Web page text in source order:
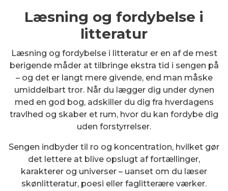
Læsning og fordybelse i
litteratur
Læsning og fordybelse i litteratur er en af de mest
berigende måder at tilbringe ekstra tid i sengen på
– og det er langt mere givende, end man måske
umiddelbart tror. Når du lægger dig under dynen
med en god bog, adskiller du dig fra hverdagens
travlhed og skaber et rum, hvor du kan fordybe dig
uden forstyrrelser.
Sengen indbyder til ro og koncentration, hvilket gør
det lettere at blive opslugt af fortællinger,
karakterer og universer – uanset om du læser
skønlitteratur, poesi eller faglitterære værker.